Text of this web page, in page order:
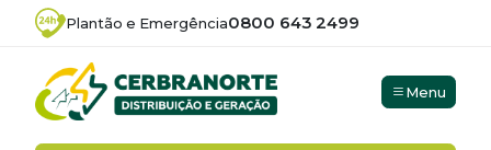
Plantão e Emergência0800 643 2499
Menu